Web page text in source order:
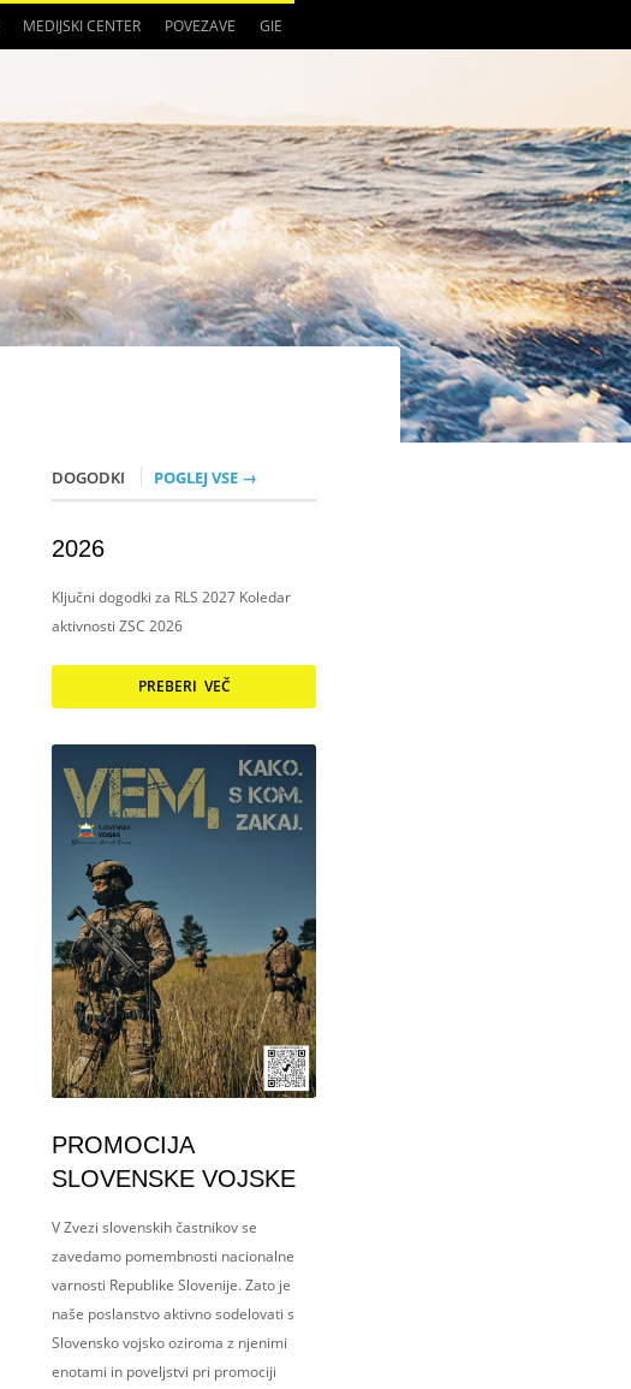
MEDIJSKI CENTER POVEZAVE GIE
DOGODKI POGLEJ VSE →
2026
Ključni dogodki za RLS 2027 Koledar
aktivnosti ZSC 2026
PREBERI VEČ
PROMOCIJA
SLOVENSKE VOJSKE
V Zvezi slovenskih častnikov se
zavedamo pomembnosti nacionalne
varnosti Republike Slovenije. Zato je
naše poslanstvo aktivno sodelovati s
Slovensko vojsko oziroma z njenimi
enotami in poveljstvi pri promociji